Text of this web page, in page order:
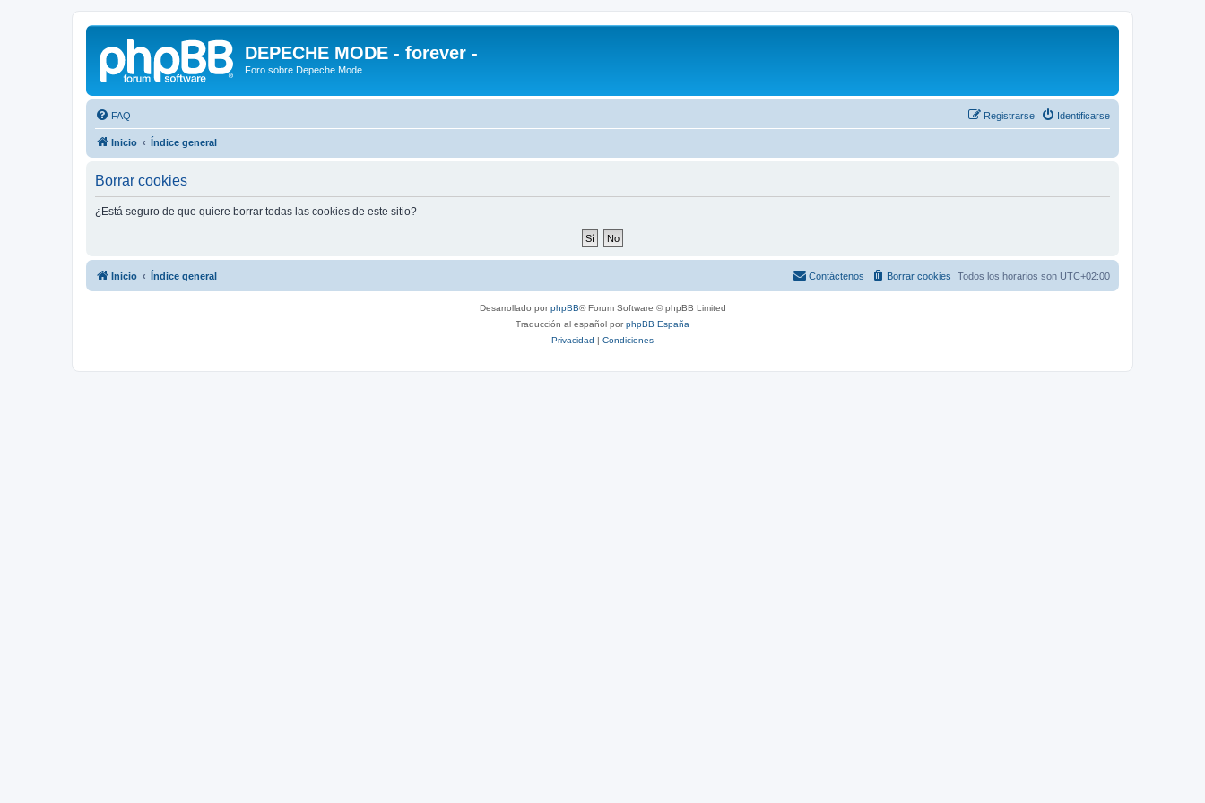
DEPECHE MODE - forever -
Foro sobre Depeche Mode
FAQ Identificarse
Registrarse
Inicio Índice general
Borrar cookies
¿Está seguro de que quiere borrar todas las cookies de este sitio?
Inicio Índice general Todos los horarios son UTC+02:00
Borrar cookies
Contáctenos
Desarrollado porphpBB® Forum Software © phpBB Limited
Traducción al español porphpBB España
Privacidad | Condiciones